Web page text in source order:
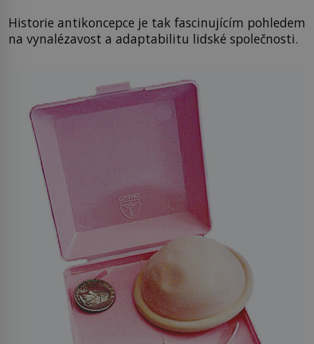
Historie antikoncepce je tak fascinujícím pohledem
na vynalézavost a adaptabilitu lidské společnosti.